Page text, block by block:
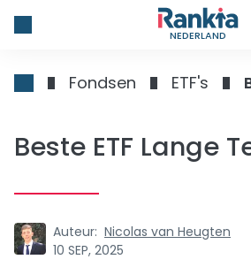
NEDERLAND
Fondsen ETF's
Beste ETF Lange
Auteur: Nicolas van Heugten
10 SEP, 2025